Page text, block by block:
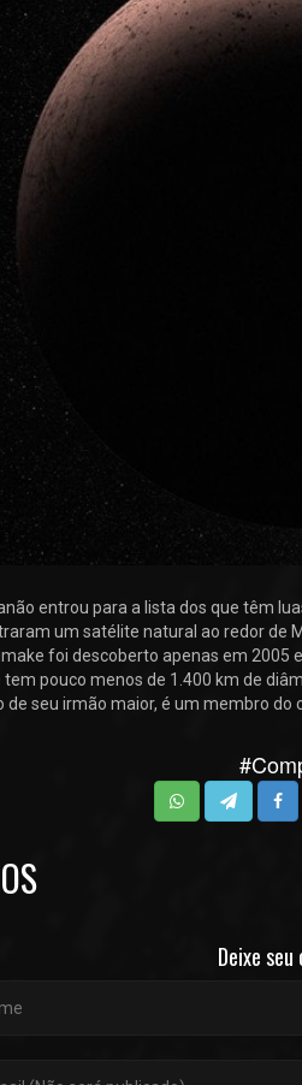
entrou para a lista dos que têm
um satélite natural ao redor de
foi descoberto apenas em 2005
tem pouco menos de 1.400 km de
de seu irmão maior, é um membro do
Deixe